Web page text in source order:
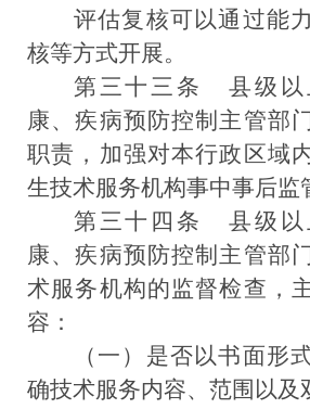
评估复核可以通过能
核等方式开展。
第三十三条
县级以
康、疾病预防控制主管部
职责，加强对本行政区域
生技术服务机构事中事后监
第三十四条
县级以
康、疾病预防控制主管部
术服务机构的监督检查，
容：
（一）是否以书面形
确技术服务内容、范围以及